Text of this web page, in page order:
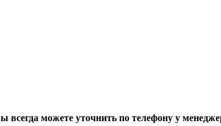
можете уточнить по телефону у